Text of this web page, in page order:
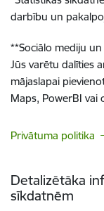
darbību un
**Sociālo mediju
Jūs varētu dalīties
mājaslapai
Maps, PowerBI vai
Privātuma politika
Detalizētāka
sīkdatnēm